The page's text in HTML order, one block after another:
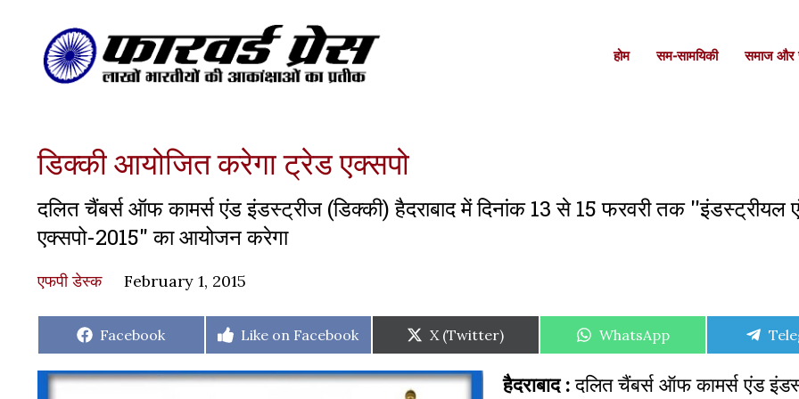
होम सम-सामयिकी समाज और
डिक्की आयोजित करेगा ट्रेड एक्सपो
दलित चैंबर्स ऑफ कामर्स एंड इंडस्ट्रीज (डिक्की) हैदराबाद में दिनांक 13 से 15 फरवरी तक
एक्सपो-2015" का आयोजन करेगा
एफपी डेस्‍क February 1, 2015
Share
Facebook
Share
Like on Facebook
Share
on
X (Twitter)
Share
WhatsApp
हैदराबाद :दलित चैंबर्स ऑफ कामर्स एंड